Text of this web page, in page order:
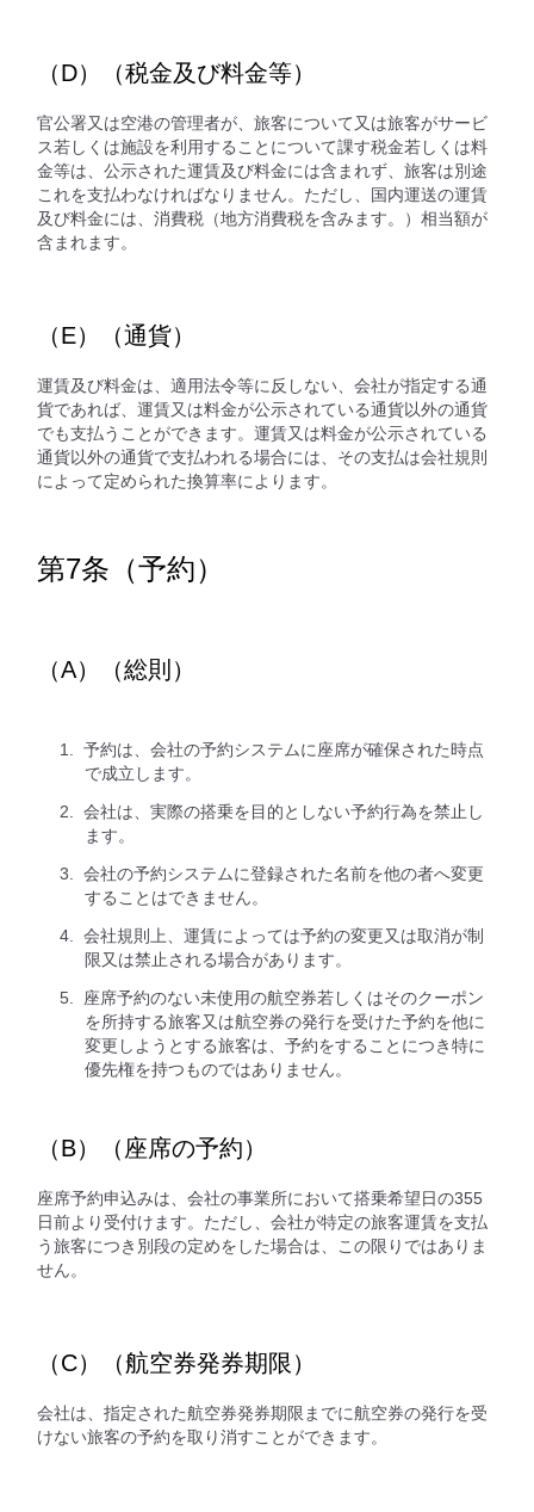
（D）（税金及び料金等）
官公署又は空港の管理者が、旅客について又は旅客がサービ
ス若しくは施設を利用することについて課す税金若しくは料
金等は、公示された運賃及び料金には含まれず、旅客は別途
これを支払わなければなりません。ただし、国内運送の運賃
及び料金には、消費税（地方消費税を含みます。）相当額が
含まれます。
（E）（通貨）
運賃及び料金は、適用法令等に反しない、会社が指定する通
貨であれば、運賃又は料金が公示されている通貨以外の通貨
でも支払うことができます。運賃又は料金が公示されている
通貨以外の通貨で支払われる場合には、その支払は会社規則
によって定められた換算率によります。
第7条（予約）
（A）（総則）
予約は、会社の予約システムに座席が確保された時点
で成立します。
会社は、実際の搭乗を目的としない予約行為を禁止し
ます。
会社の予約システムに登録された名前を他の者へ変更
することはできません。
会社規則上、運賃によっては予約の変更又は取消が制
限又は禁止される場合があります。
座席予約のない未使用の航空券若しくはそのクーポン
を所持する旅客又は航空券の発行を受けた予約を他に
変更しようとする旅客は、予約をすることにつき特に
優先権を持つものではありません。
（B）（座席の予約）
座席予約申込みは、会社の事業所において搭乗希望日の355
日前より受付けます。ただし、会社が特定の旅客運賃を支払
う旅客につき別段の定めをした場合は、この限りではありま
せん。
（C）（航空券発券期限）
会社は、指定された航空券発券期限までに航空券の発行を受
けない旅客の予約を取り消すことができます。